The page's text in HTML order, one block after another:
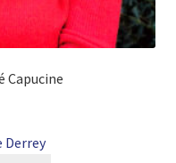
Capucine
Derrey